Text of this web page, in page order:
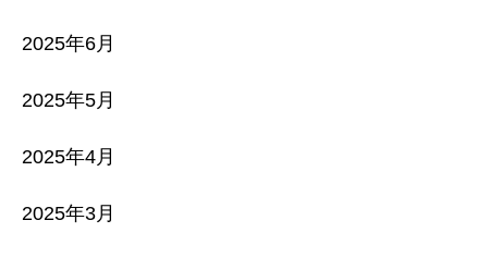
2025年6月
2025年5月
2025年4月
2025年3月